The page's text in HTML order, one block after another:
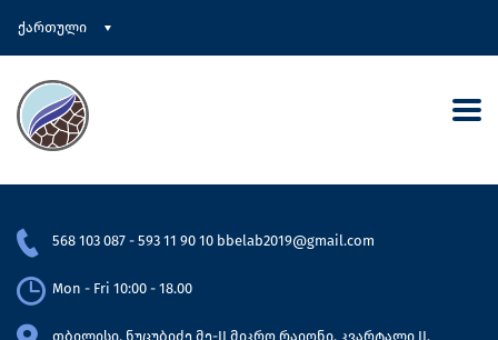
ქართული
568 103 087 - 593 11 90 10 bbelab2019@gmail.com
Mon - Fri 10:00 - 18.00
თბილისი, ნუცუბიძე მე-II მიკრო რაიონი, კვარტალი II,